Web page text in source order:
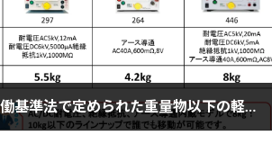
労働基準法で定められた重量物以下の軽量安全試験器